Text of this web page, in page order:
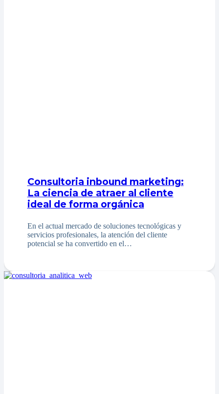
Consultoria inbound marketing:
La ciencia de atraer al cliente
ideal de forma orgánica
En el actual mercado de soluciones tecnológicas y
servicios profesionales, la atención del cliente
potencial se ha convertido en el…